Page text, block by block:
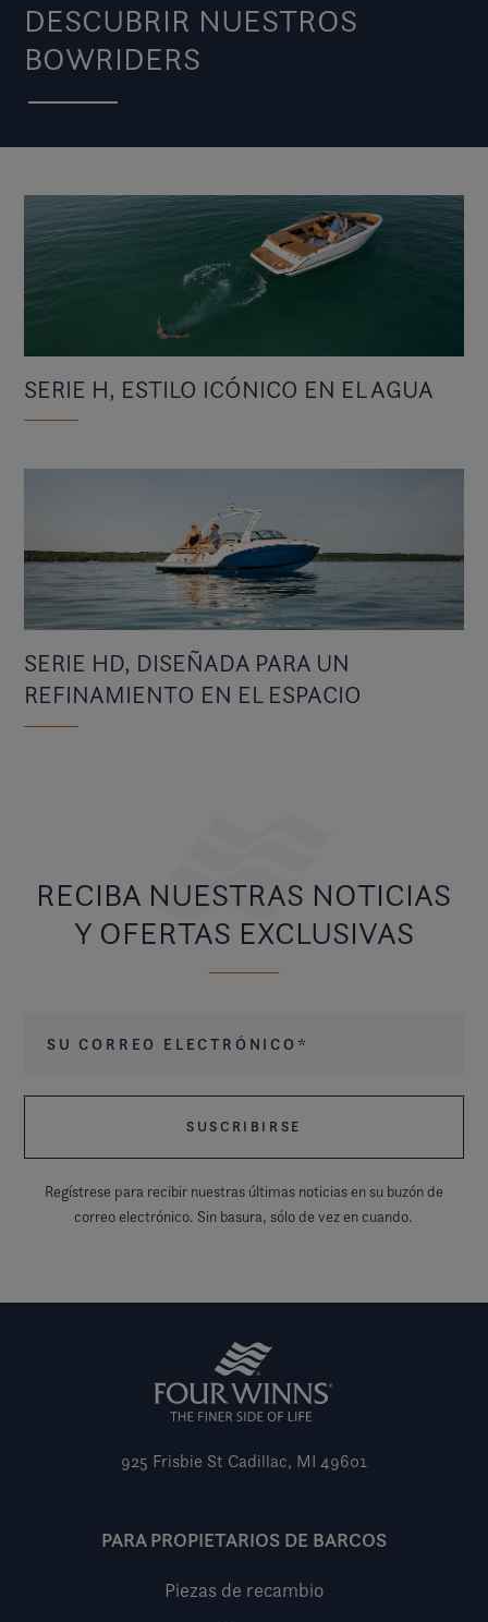
DESCUBRIR NUESTROS
BOWRIDERS
SERIE H, ESTILO ICÓNICO EN EL AGUA
SERIE HD, DISEÑADA PARA UN
REFINAMIENTO EN EL ESPACIO
RECIBA NUESTRAS NOTICIAS
Y OFERTAS EXCLUSIVAS
Regístrese para recibir nuestras últimas noticias en su buzón de
correo electrónico. Sin basura, sólo de vez en cuando.
925 Frisbie St Cadillac, MI 49601
PARA PROPIETARIOS DE BARCOS
Piezas de recambio